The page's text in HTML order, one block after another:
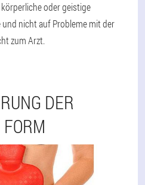
oder geistige
nicht auf Probleme mit der
zum Arzt.
DER